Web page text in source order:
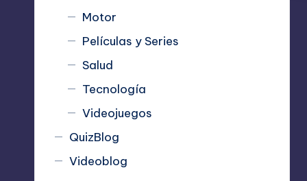
Motor
Películas y Series
Salud
Tecnología
Videojuegos
QuizBlog
Videoblog